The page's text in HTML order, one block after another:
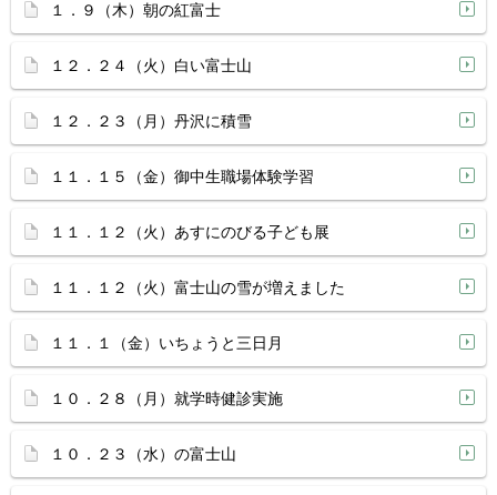
１．９（木）朝の紅富士
１２．２４（火）白い富士山
１２．２３（月）丹沢に積雪
１１．１５（金）御中生職場体験学習
１１．１２（火）あすにのびる子ども展
１１．１２（火）富士山の雪が増えました
１１．１（金）いちょうと三日月
１０．２８（月）就学時健診実施
１０．２３（水）の富士山